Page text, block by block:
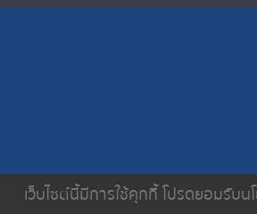
เกี่ยวกับเรา บริการของเรา
เว็บไซต์นี้มีการใช้คุกกี้ โปรดยอมรั